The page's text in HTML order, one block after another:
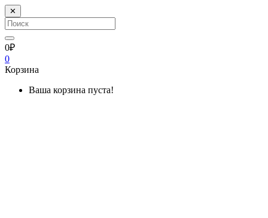
✕
0₽
0
Корзина
Ваша корзина пуста!